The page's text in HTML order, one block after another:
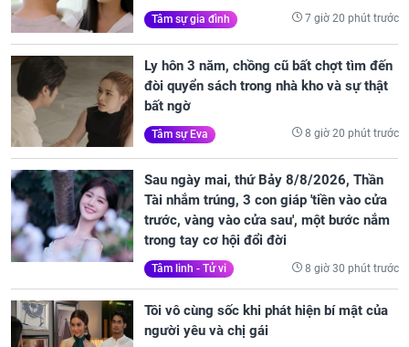
Tâm sự gia đình 7 giờ 20 phút trước
Ly hôn 3 năm, chồng cũ bất chợt tìm đến
đòi quyển sách trong nhà kho và sự thật
bất ngờ
Tâm sự Eva 8 giờ 20 phút trước
Sau ngày mai, thứ Bảy 8/8/2026, Thần
Tài nhắm trúng, 3 con giáp 'tiền vào cửa
trước, vàng vào cửa sau', một bước nắm
trong tay cơ hội đổi đời
Tâm linh - Tử vi 8 giờ 30 phút trước
Tôi vô cùng sốc khi phát hiện bí mật của
người yêu và chị gái